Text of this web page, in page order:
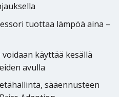
tuottaa lämpöä aina –
käyttää kesällä
avulla
sääennusteen